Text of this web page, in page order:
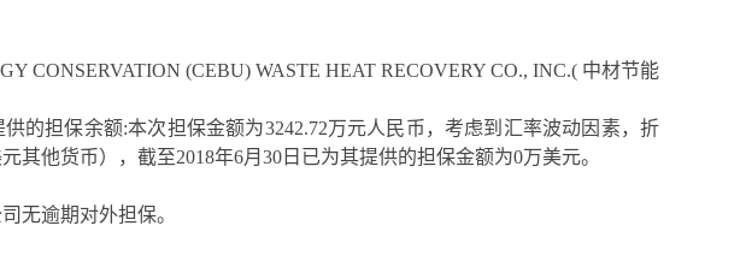
CONSERVATION (CEBU) WASTE HEAT RECOVERY CO., INC.( 中材节能
的担保余额:本次担保金额为3242.72万元人民币，考虑到汇率波动因素，折
其他货币），截至2018年6月30日已为其提供的担保金额为0万美元。
无逾期对外担保。